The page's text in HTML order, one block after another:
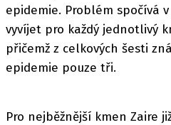
epidemie. Problém spočívá
vyvíjet pro každý jednotlivý
přičemž z celkových šesti
epidemie pouze tři.
Pro nejběžnější kmen Zaire